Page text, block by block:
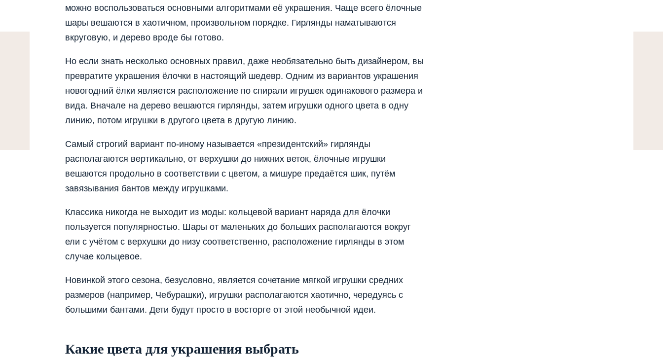
можно воспользоваться основными алгоритмами её украшения. Чаще всего ёлочные
шары вешаются в хаотичном, произвольном порядке. Гирлянды наматываются
вкруговую, и дерево вроде бы готово.
Но если знать несколько основных правил, даже необязательно быть дизайнером, вы
превратите украшения ёлочки в настоящий шедевр. Одним из вариантов украшения
новогодний ёлки является расположение по спирали игрушек одинакового размера и
вида. Вначале на дерево вешаются гирлянды, затем игрушки одного цвета в одну
линию, потом игрушки в другого цвета в другую линию.
Самый строгий вариант по-иному называется «президентский» гирлянды
располагаются вертикально, от верхушки до нижних веток, ёлочные игрушки
вешаются продольно в соответствии с цветом, а мишуре предаётся шик, путём
завязывания бантов между игрушками.
Классика никогда не выходит из моды: кольцевой вариант наряда для ёлочки
пользуется популярностью. Шары от маленьких до больших располагаются вокруг
ели с учётом с верхушки до низу соответственно, расположение гирлянды в этом
случае кольцевое.
Новинкой этого сезона, безусловно, является сочетание мягкой игрушки средних
размеров (например, Чебурашки), игрушки располагаются хаотично, чередуясь с
большими бантами. Дети будут просто в восторге от этой необычной идеи.
Какие цвета для украшения выбрать